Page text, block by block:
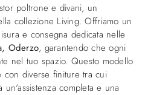
poltrone e divani, un
collezione Living. Offriamo un
e consegna dedicata nelle
Oderzo, garantendo che ogni
nel tuo spazio. Questo modello
con diverse finiture tra cui
completa e una